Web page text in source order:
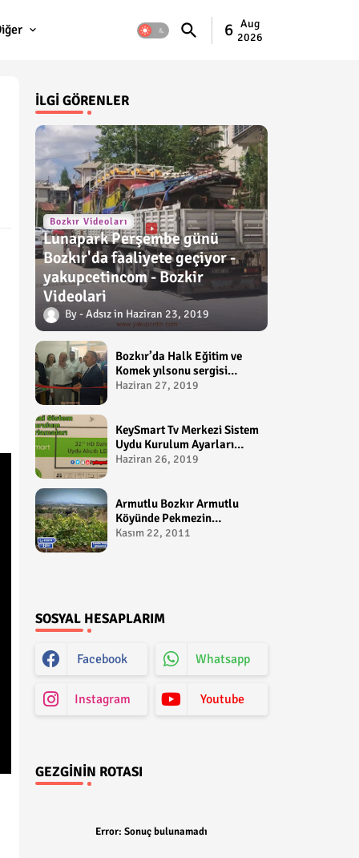
6 Aug
2026
İLGI GÖRENLER
Bozkır Videoları
Lunapark Perşembe günü
Bozkır'da faaliyete geçiyor -
yakupcetincom - Bozkir
Videolari
Adsız Haziran 23, 2019
Bozkır’da Halk Eğitim ve
Komek yılsonu sergisi
gerçekleştirildi-
Haziran 27, 2019
KeySmart Tv Merkezi Sistem
Uydu Kurulum Ayarları
Video anlatım -
Haziran 26, 2019
Armutlu Bozkır Armutlu
Köyünde Pekmezin
Hikayesi:Gezen Bilir Kontv
Kasım 22, 2011
SOSYAL HESAPLARIM
Facebook Whatsapp
Instagram Youtube
GEZGININ ROTASI
Error: Sonuç bulunamadı